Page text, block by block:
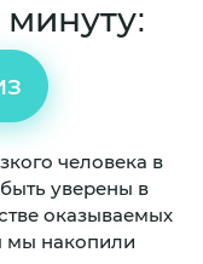
человека в
уверены в
оказываемых
мы накопили